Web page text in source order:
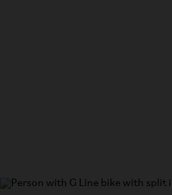
Le vélo le plus